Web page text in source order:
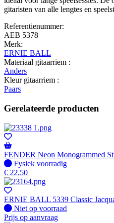
gitaristen van alle lengtes en
Referentienummer:
AEB 5378
Merk:
ERNIE BALL
Materiaal gitaarriem :
Anders
Kleur gitaarriem :
Paars
Gerelateerde producten
FENDER Neon Monogrammed
Fysiek voorradig
Fysiek voorradig
€ 22,50
ERNIE BALL 5339 Classic
Fysiek voorradig
Niet op voorraad
Prijs op aanvraag